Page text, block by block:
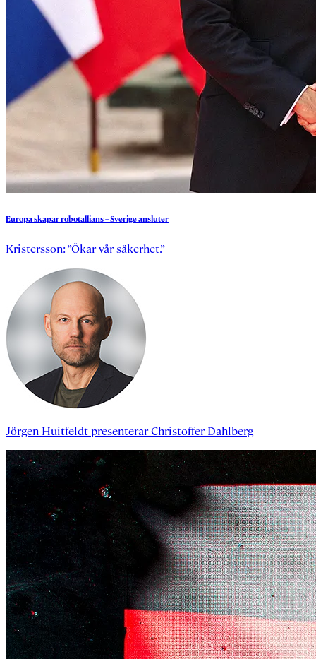
Europaskaparrobotallians–Sverigeansluter
Kristersson: ”Ökar vår säkerhet.”
Jörgen HuitfeldtpresenterarChristoffer Dahlberg